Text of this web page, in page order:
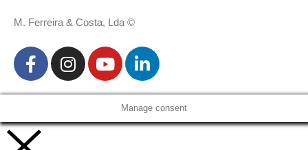
M. Ferreira & Costa, Lda ©
Manage consent